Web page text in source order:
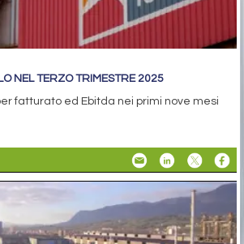
NEL TERZO TRIMESTRE 2025
fatturato ed Ebitda nei primi nove mesi